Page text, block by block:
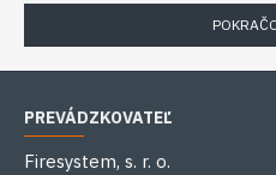
PREVÁDZKOVATEĽ
Firesystem, s. r. o.